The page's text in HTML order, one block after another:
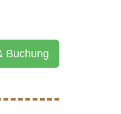
Buchung